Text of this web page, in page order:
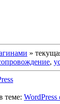
»
,
теме: